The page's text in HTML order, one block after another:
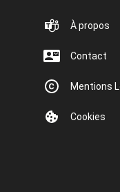
À propos
Contact
Mentions
Cookies